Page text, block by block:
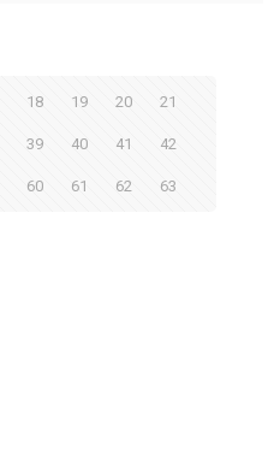
18 19 20 21
39 40 41 42
60 61 62 63